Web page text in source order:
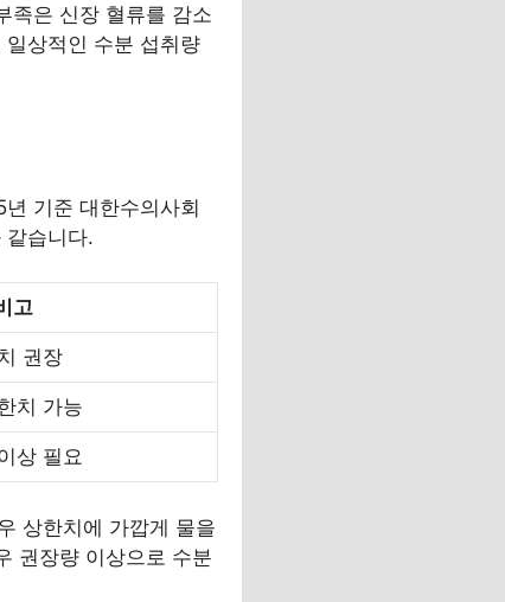
족은 신장 혈류를 감소
상적인 수분 섭취량
기준 대한수의사회
같습니다.
고
권장
치 가능
상 필요
상한치에 가깝게 물을
권장량 이상으로 수분